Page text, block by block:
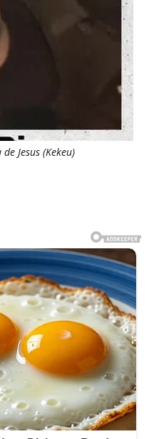
Jesus (Kekeu)